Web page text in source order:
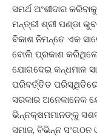
ସମର୍ଥ ଅଂଶୀଦାର
ମନ୍ତ୍ରୀ ଶ୍ରୀ ପଣ୍ଡା
ବିକାଶ ନିମନ୍ତେ ଏକ
ବୋଲି ପ୍ରକାଶ
ଯୋଗଦେଇ କନ୍ଧମାଳ
ପରିବର୍ତ୍ତିତ
ସରକାର ଅନେକାନେକ
ଭିନ୍ନକ୍ଷମମାନଙ୍କୁ
ସମାଜ, ବିଭିନ୍ନ